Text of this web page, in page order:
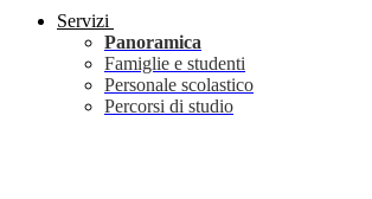
Servizi
Panoramica
Famiglie e studenti
Personale scolastico
Percorsi di studio